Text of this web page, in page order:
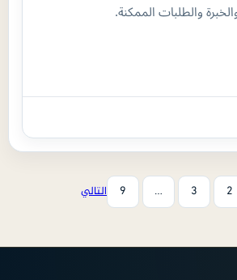
والطلبات الممكنة.
2
3
…
9 التالي